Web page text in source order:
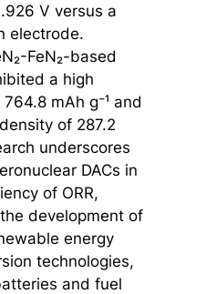
V versus a
electrode.
FeN₂-based
a high
mAh g⁻¹ and
of 287.2
underscores
DACs in
of ORR,
development of
energy
technologies,
and fuel